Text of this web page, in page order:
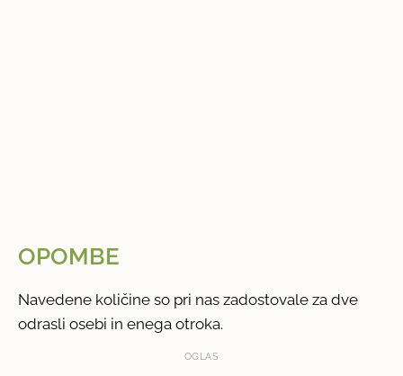
OPOMBE
Navedene količine so pri nas zadostovale za dve
odrasli osebi in enega otroka.
OGLAS